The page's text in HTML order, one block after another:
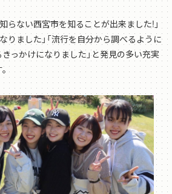
らない西宮市を知ることが出来ました!」
りました」「流行を自分から調べるように
っかけになりました」と発見の多い充実